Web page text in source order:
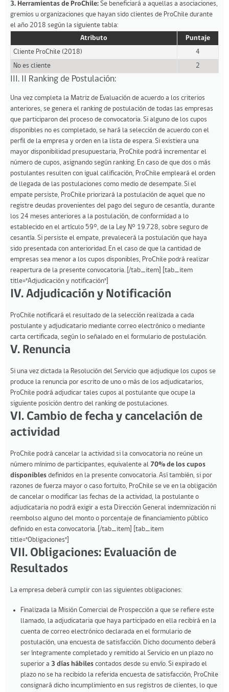
3. Herramientas de ProChile: Se beneficiará a aquellas a asociaciones,
gremios u organizaciones que hayan sido clientes de ProChile durante
el año 2018 según la siguiente tabla:
Atributo
Puntaje
Cliente ProChile (2018)
4
No es cliente
2
III. II Ranking de Postulación:
Una vez completa la Matriz de Evaluación de acuerdo a los criterios
anteriores, se genera el ranking de postulación de todas las empresas
que participaron del proceso de convocatoria. Si alguno de los cupos
disponibles no es completado, se hará la selección de acuerdo con el
perfil de la empresa y orden en la lista de espera. Si existiera una
mayor disponibilidad presupuestaria, ProChile podrá incrementar el
número de cupos, asignando según ranking. En caso de que dos o más
postulantes resulten con igual calificación, ProChile empleará el orden
de llegada de las postulaciones como medio de desempate. Si el
empate persiste, ProChile priorizará la postulación de aquel que no
registre deudas provenientes del pago del seguro de cesantía, durante
los 24 meses anteriores a la postulación, de conformidad a lo
establecido en el artículo 59°, de la Ley N° 19.728, sobre seguro de
cesantía. Si persiste el empate, prevalecerá la postulación que haya
sido presentada con anterioridad. En el caso de que la cantidad de
empresas sea menor a los cupos disponibles, ProChile podrá realizar
reapertura de la presente convocatoria. [/tab_item] [tab_item
title="Adjudicación y notificación"]
IV. Adjudicación y Notificación
ProChile notificará el resultado de la selección realizada a cada
postulante y adjudicatario mediante correo electrónico o mediante
carta certificada, según lo señalado en el formulario de postulación.
V. Renuncia
Si una vez dictada la Resolución del Servicio que adjudique los cupos se
produce la renuncia por escrito de uno o más de los adjudicatarios,
ProChile podrá adjudicar tales cupos al postulante que ocupe la
siguiente posición dentro del ranking de postulaciones.
VI. Cambio de fecha y cancelación de
actividad
ProChile podrá cancelar la actividad si la convocatoria no reúne un
número mínimo de participantes, equivalente al 70% de los cupos
disponibles definidos en la presente convocatoria. Así también, si por
razones de fuerza mayor o caso fortuito, ProChile se ve en la obligación
de cancelar o modificar las fechas de la actividad, la postulante o
adjudicataria no podrá exigir a esta Dirección General indemnización ni
reembolso alguno del monto o porcentaje de financiamiento público
definido en esta convocatoria. [/tab_item] [tab_item
title="Obligaciones"]
VII. Obligaciones: Evaluación de
Resultados
La empresa deberá cumplir con las siguientes obligaciones:
Finalizada la Misión Comercial de Prospección a que se refiere este
llamado, la adjudicataria que haya participado en ella recibirá en la
cuenta de correo electrónico declarada en el formulario de
postulación, una encuesta de satisfacción. Dicho documento deberá
ser íntegramente completado y remitido al Servicio en un plazo no
superior a 3 días hábiles contados desde su envío. Si expirado el
plazo no se ha recibido la referida encuesta de satisfacción, ProChile
consignará dicho incumplimiento en sus registros de clientes, lo que